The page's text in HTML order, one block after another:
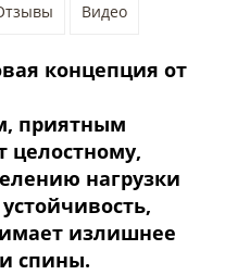
Видео
концепция от
приятным
целостному,
нагрузки
излишнее
спины.